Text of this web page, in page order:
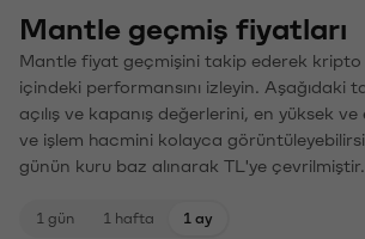
Mantle geçmiş fiyatları
Mantle fiyat geçmişini takip ederek kripto
içindeki performansını izleyin. Aşağıdaki
açılış ve kapanış değerlerini, en yüksek
ve işlem hacmini kolayca
günün kuru baz alınarak TL'ye çevrilmiştir.
1 gün 1 hafta 1 ay